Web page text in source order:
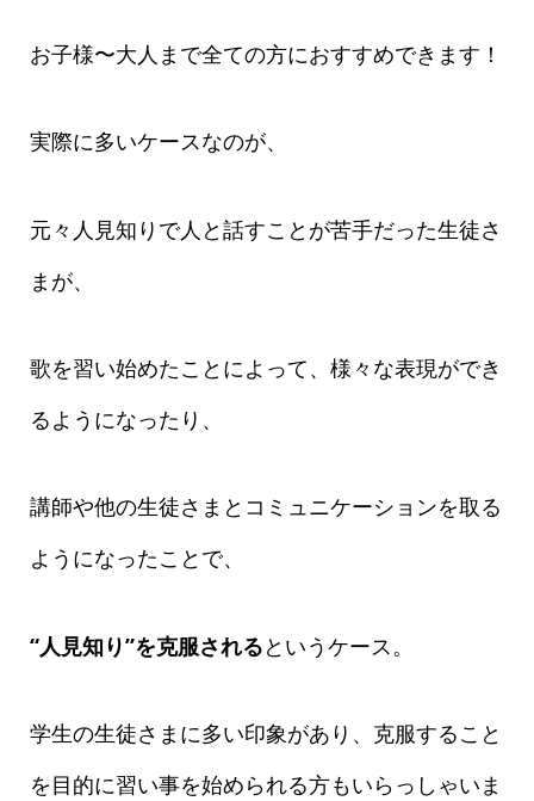
お子様〜大人まで全ての方におすすめできます！
実際に多いケースなのが、
元々人見知りで人と話すことが苦手だった生徒さ
まが、
歌を習い始めたことによって、様々な表現ができ
るようになったり、
講師や他の生徒さまとコミュニケーションを取る
ようになったことで、
“人見知り”を克服されるというケース。
学生の生徒さまに多い印象があり、克服すること
を目的に習い事を始められる方もいらっしゃいま